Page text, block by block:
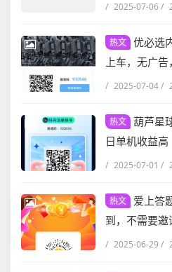
/ 2025-07-06/
热文 优必选
上车，无广告
/ 2025-07-04/
热文 葫芦星
日单机收益高
/ 2025-07-01 /
热文
爱上答
到，不需要
/ 2025-06-29 /